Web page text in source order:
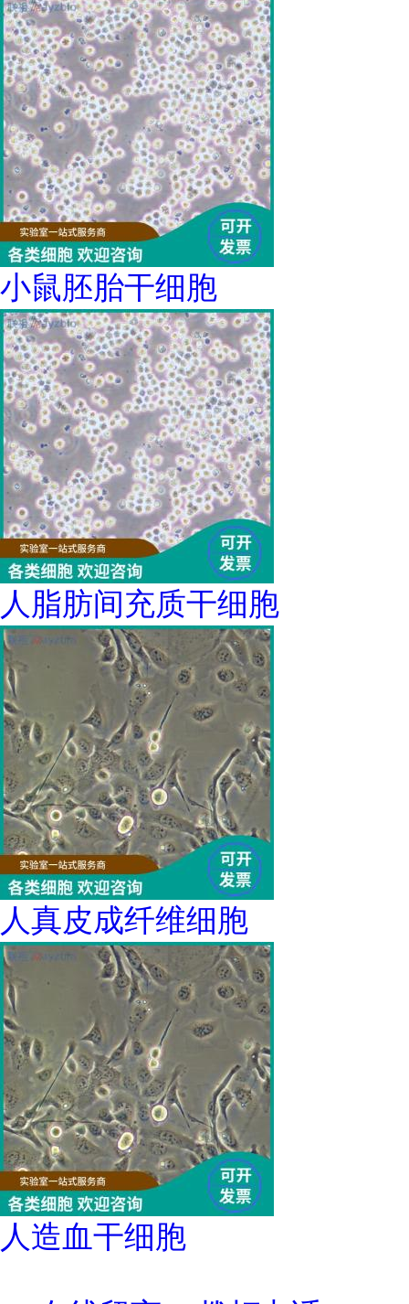
小鼠胚胎干细胞
人脂肪间充质干细胞
人真皮成纤维细胞
人造血干细胞